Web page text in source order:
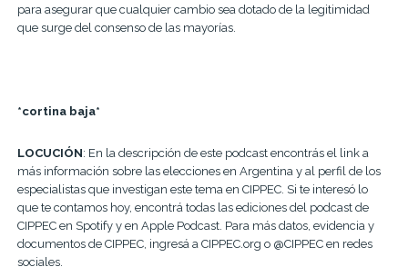
para asegurar que cualquier cambio sea dotado de la legitimidad
que surge del consenso de las mayorías.
*cortina baja*
LOCUCIÓN: En la descripción de este podcast encontrás el link a
más información sobre las elecciones en Argentina y al perfil de los
especialistas que investigan este tema en CIPPEC. Si te interesó lo
que te contamos hoy, encontrá todas las ediciones del podcast de
CIPPEC en Spotify y en Apple Podcast. Para más datos, evidencia y
documentos de CIPPEC, ingresá a CIPPEC.org o @CIPPEC en redes
sociales.